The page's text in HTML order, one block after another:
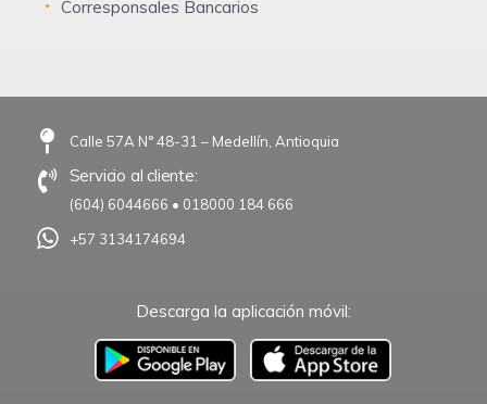
Corresponsales Bancarios
Calle 57A N° 48-31 – Medellín, Antioquia
Servicio al cliente:
(604) 6044666 • 018000 184 666
+57 3134174694
Descarga la aplicación móvil:
–